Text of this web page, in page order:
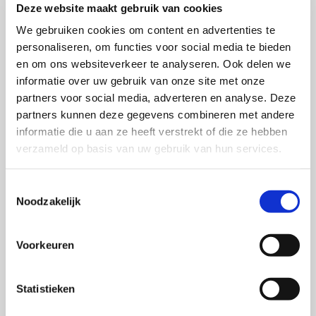
Deze website maakt gebruik van cookies
We gebruiken cookies om content en advertenties te
personaliseren, om functies voor social media te bieden
en om ons websiteverkeer te analyseren. Ook delen we
informatie over uw gebruik van onze site met onze
partners voor social media, adverteren en analyse. Deze
partners kunnen deze gegevens combineren met andere
informatie die u aan ze heeft verstrekt of die ze hebben
verzameld op basis van uw gebruik van hun services.
Noodzakelijk
Voorkeuren
Statistieken
Volgens WPP Media maakt dat de rol van
wetenschappelijk onderzoek alleen maar relevanter.
Het biedt een noodzakelijk tegenwicht in een
omgeving waarin snelheid en efficiëntie vaak de
boventoon voeren. ‘’Je hebt toch gefundeerd
onderzoek nodig,’’ zegt Sanne. ‘’Er zijn al genoeg
meningen, dus wetenschappelijk onderbouwd
onderzoek kunnen we er niet genoeg van hebben.’’
balans. Onderzoek moet niet alleen grondig zijn, maar
waarin technologie een steeds grotere rol speelt. ‘’Die